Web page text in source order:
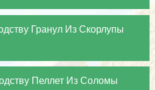
Гранул Из Скорлупы
Пеллет Из Соломы